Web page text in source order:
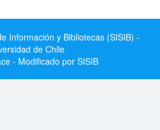
Información y Bibliotecas (SISIB) -
de Chile
- Modificado por SISIB